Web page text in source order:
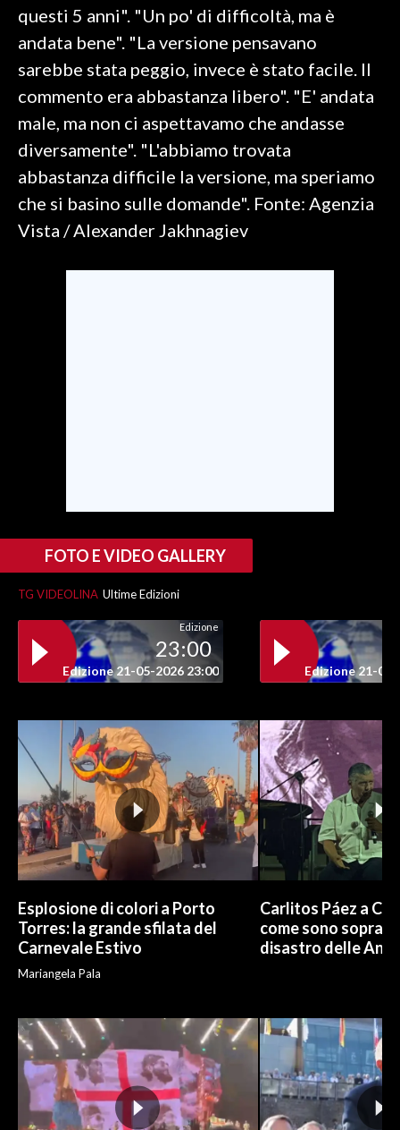
GOSSIP
SALUTE
SARDEGNA TURISMO
#CARAUNIONE
questi 5 anni". "Un po' di difficoltà, ma è
andata bene". "La versione pensavano
sarebbe stata peggio, invece è stato facile. Il
commento era abbastanza libero". "E' andata
male, ma non ci aspettavamo che andasse
diversamente". "L'abbiamo trovata
abbastanza difficile la versione, ma speriamo
che si basino sulle domande". Fonte: Agenzia
Vista / Alexander Jakhnagiev
FOTO E VIDEO GALLERY
TG VIDEOLINA Ultime Edizioni
Edizione
23:00
Edizione 21-05-2026 23:00 Edizione 21-05-
Esplosione di colori a Porto
Torres: la grande sfilata del
Carnevale Estivo
Mariangela Pala
Carlitos Páez a
come sono
disastro delle